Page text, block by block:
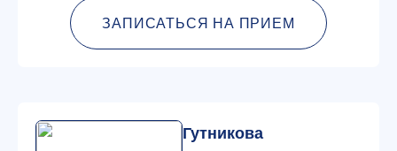
ЗАПИСАТЬСЯ НА ПРИЕМ
Гутникова